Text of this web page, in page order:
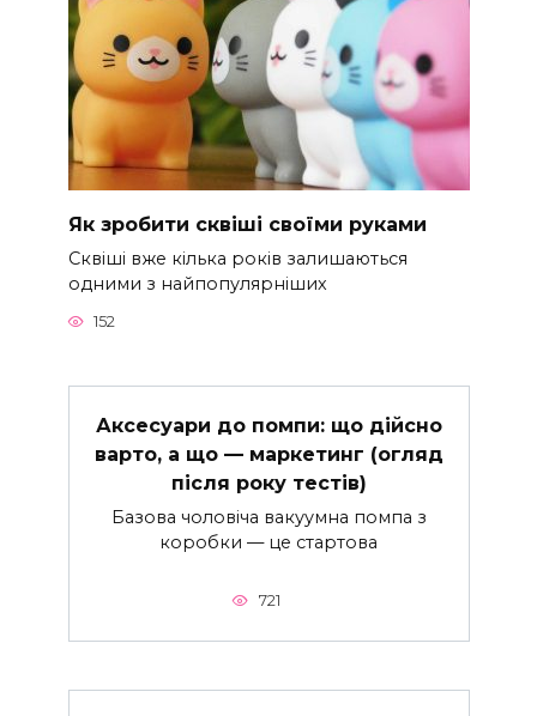
Як зробити сквіші своїми руками
Сквіші вже кілька років залишаються
одними з найпопулярніших
152
Аксесуари до помпи: що дійсно
варто, а що — маркетинг (огляд
після року тестів)
Базова чоловіча вакуумна помпа з
коробки — це стартова
721